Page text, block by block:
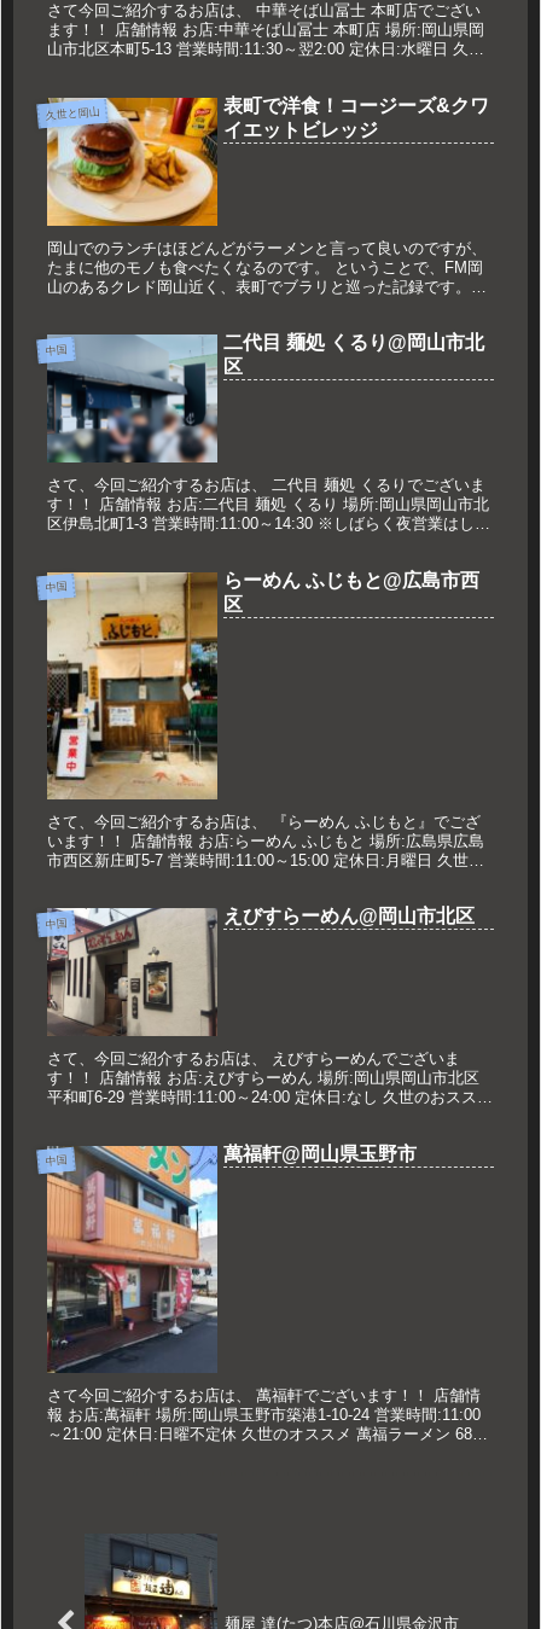
さて今回ご紹介するお店は、 中華そば山冨士 本町店でござい
ます！！ 店舗情報 お店:中華そば山冨士 本町店 場所:岡山県岡
山市北区本町5-13 営業時間:11:30～翌2:00 定休日:水曜日 久世
久世と岡山
表町で洋食！コージーズ&クワ
イエットビレッジ
岡山でのランチはほどんどがラーメンと言って良いのですが、
たまに他のモノも食べたくなるのです。 ということで、FM岡
山のあるクレド岡山近く、表町でブラリと巡った記録です。
中国
二代目 麺処 くるり@岡山市北
区
さて、今回ご紹介するお店は、 二代目 麺処 くるりでございま
す！！ 店舗情報 お店:二代目 麺処 くるり 場所:岡山県岡山市北
区伊島北町1-3 営業時間:11:00～14:30 ※しばらく夜営業はしな
中国
らーめん ふじもと@広島市西
区
さて、今回ご紹介するお店は、 『らーめん ふじもと』でござ
います！！ 店舗情報 お店:らーめん ふじもと 場所:広島県広島
市西区新庄町5-7 営業時間:11:00～15:00 定休日:月曜日 久世の
中国 えびすらーめん@岡山市北区
さて、今回ご紹介するお店は、 えびすらーめんでございま
す！！ 店舗情報 お店:えびすらーめん 場所:岡山県岡山市北区
平和町6-29 営業時間:11:00～24:00 定休日:なし 久世のおススメ
中国 萬福軒@岡山県玉野市
さて今回ご紹介するお店は、 萬福軒でございます！！ 店舗情
報 お店:萬福軒 場所:岡山県玉野市築港1-10-24 営業時間:11:00
～21:00 定休日:日曜不定休 久世のオススメ 萬福ラーメン 680
麺屋 達(たつ)本店@石川県金沢市